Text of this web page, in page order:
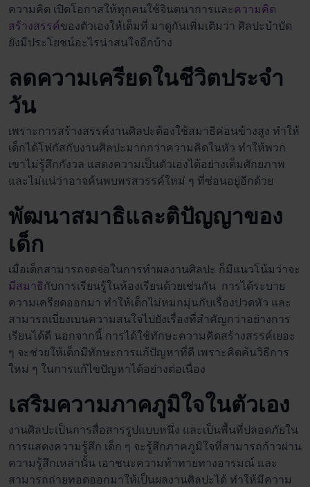
ความคิด เปิดโอกาสให้ทุกคนใช้จินตนาการและความคิด
สร้างสรรค์ของตัวเองให้เต็มที่ มาดูกันเพิ่มเติมว่า ศิลปะบำบัด
ยังมีประโยชน์อะไรน่าสนใจอีกบ้าง
ลดความเครียดในชีวิตประจำ
วัน
เพราะการสร้างสรรค์งานศิลปะต้องใช้สมาธิค่อนข้างสูง ทำให้
เด็กได้โฟกัสกับงานศิลปะมากกว่าความคิดในหัว ทำให้พวก
เขาไม่รู้สึกกังวล แสดงความเป็นตัวเองได้อย่างเต็มศักยภาพ
และไม่แน่ว่าอาจค้นพบพรสวรรค์ใหม่ ๆ ที่ซ่อนอยู่อีกด้วย
พัฒนาสมาธิและติปัญญาของ
เด็ก
เมื่อเด็กสามารถจดจ่อในการทำผลงานศิลปะ ก็มีแนวโน้มว่าจะ
มีสมาธิกับการเรียนรู้ในห้องเรียนด้วยเช่นกัน การได้ระบาย
ความเครียดออกมา ทำให้เด็กไม่หมกมุ่นกับเรื่องปวดหัว และ
สามารถเบี่ยงเบนความสนใจไปยังเรื่องที่สำคัญกว่าอย่างการ
เรียนได้ดี นอกจากนี้ การได้ใช้ทักษะความคิดสร้างสรรค์เยอะ
ๆ จะช่วยให้เด็กมีทักษะการแก้ปัญหาที่ดี เพราะคิดค้นวิธีการ
ใหม่ ๆ ในการแก้ไขปัญหาได้อย่างต่อเนื่อง
เสริมความภาคภูมิใจในตัวเอง
งานศิลปะเป็นการสื่อสารรูปแบบหนึ่ง และเป็นพื้นที่ปลอดภัยใน
การแสดงความรู้สึก เด็ก ๆ จะรู้สึกภาคภูมิใจที่สามารถก้าวผ่าน
ความรู้สึกเหล่านั้น เอาชนะความท้าทายทางอารมณ์ และ
สามารถถ่ายทอดออกมาให้เป็นผลงานศิลปะได้ ทำให้มีความ